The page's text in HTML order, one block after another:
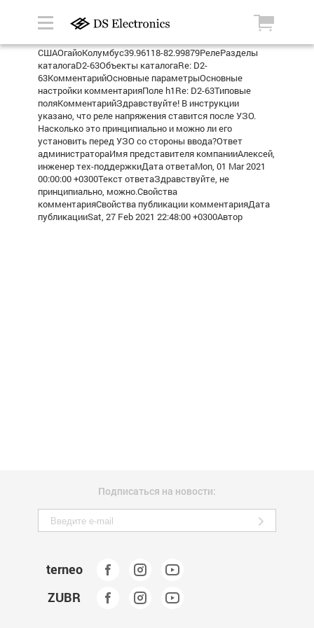
СШАОгайоКолумбус39.96118-82.99879РелеРазделы
каталогаD2-63Объекты каталогаRe: D2-
63КомментарийОсновные параметрыОсновные
настройки комментарияПоле h1Re: D2-63Типовые
поляКомментарийЗдравствуйте! В инструкции
указано, что реле напряжения ставится после УЗО.
Насколько это принципиально и можно ли его
установить перед УЗО со стороны ввода?Ответ
администратораИмя представителя компанииАлексей,
инженер тех-поддержкиДата ответаMon, 01 Mar 2021
00:00:00 +0300Текст ответаЗдравствуйте, не
принципиально, можно.Свойства
комментарияСвойства публикации комментарияДата
публикацииSat, 27 Feb 2021 22:48:00 +0300Автор
Подписаться на новости:
terneo
ZUBR